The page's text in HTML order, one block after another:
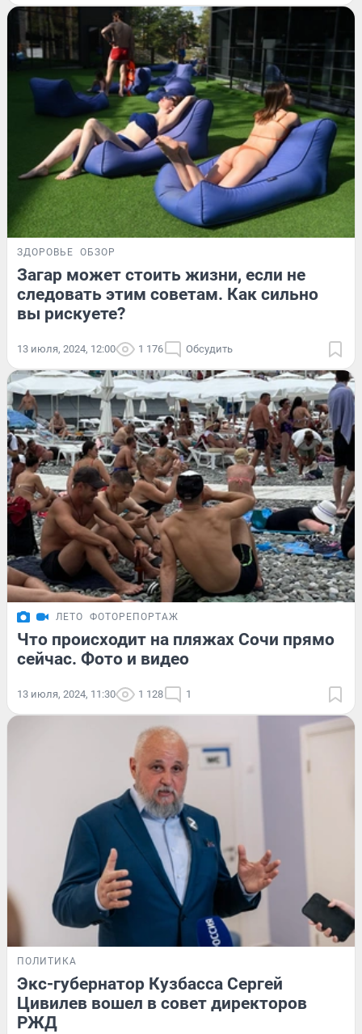
ЗДОРОВЬЕ ОБЗОР
Загар может стоить жизни, если не
следовать этим советам. Как сильно
вы рискуете?
13 июля, 2024, 12:00 1 176 Обсудить
ЛЕТО ФОТОРЕПОРТАЖ
Что происходит на пляжах Сочи прямо
сейчас. Фото и видео
13 июля, 2024, 11:30 1 128 1
ПОЛИТИКА
Экс-губернатор Кузбасса Сергей
Цивилев вошел в совет директоров
РЖД